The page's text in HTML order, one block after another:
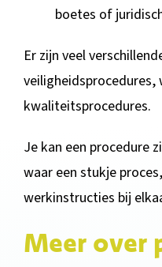
boetes of
Er zijn veel
veiligheidsprocedures,
kwaliteitsprocedures.
Je kan een procedure
waar een stukje
werkinstructies bij
Meer over